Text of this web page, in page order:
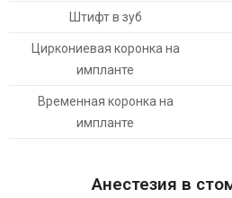
Штифт в зуб
Циркониевая коронка на
импланте
Временная коронка на
импланте
Анестезия в